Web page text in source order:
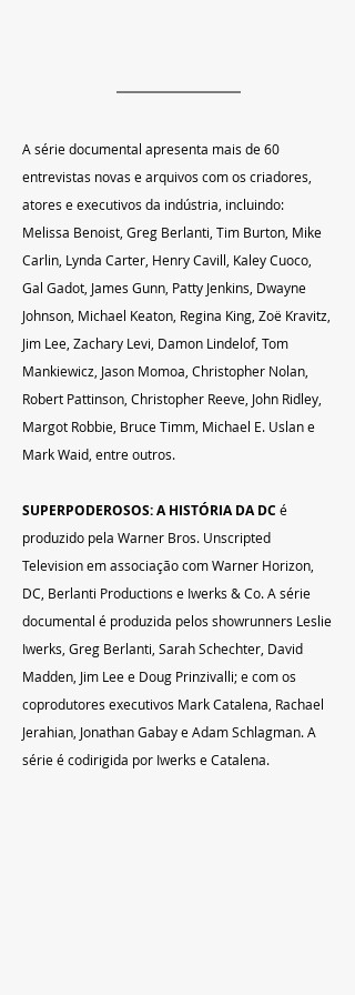
A série documental apresenta mais de 60
entrevistas novas e arquivos com os criadores,
atores e executivos da indústria, incluindo:
Melissa Benoist, Greg Berlanti, Tim Burton, Mike
Carlin, Lynda Carter, Henry Cavill, Kaley Cuoco,
Gal Gadot, James Gunn, Patty Jenkins, Dwayne
Johnson, Michael Keaton, Regina King, Zoë Kravitz,
Jim Lee, Zachary Levi, Damon Lindelof, Tom
Mankiewicz, Jason Momoa, Christopher Nolan,
Robert Pattinson, Christopher Reeve, John Ridley,
Margot Robbie, Bruce Timm, Michael E. Uslan e
Mark Waid, entre outros.
SUPERPODEROSOS: A HISTÓRIA DA DC é
produzido pela Warner Bros. Unscripted
Television em associação com Warner Horizon,
DC, Berlanti Productions e Iwerks & Co. A série
documental é produzida pelos showrunners Leslie
Iwerks, Greg Berlanti, Sarah Schechter, David
Madden, Jim Lee e Doug Prinzivalli; e com os
coprodutores executivos Mark Catalena, Rachael
Jerahian, Jonathan Gabay e Adam Schlagman. A
série é codirigida por Iwerks e Catalena.